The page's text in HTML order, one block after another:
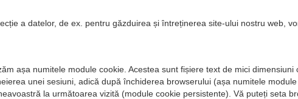
a datelor, de ex. pentru găzduirea și întreținerea site-ului nostru web,
așa numitele module cookie. Acestea sunt fișiere text de mici dimensiuni
unei sesiuni, adică după închiderea browserului (așa numitele
la următoarea vizită (module cookie persistente). Vă puteți seta